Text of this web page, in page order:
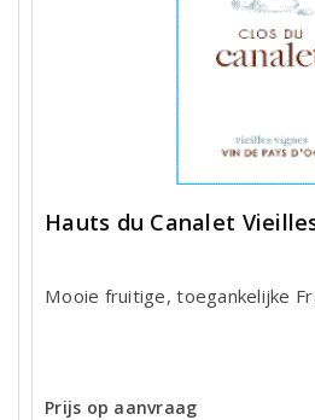
Hauts du Canalet
Mooie fruitige, toegankelijke
Prijs op aanvraag